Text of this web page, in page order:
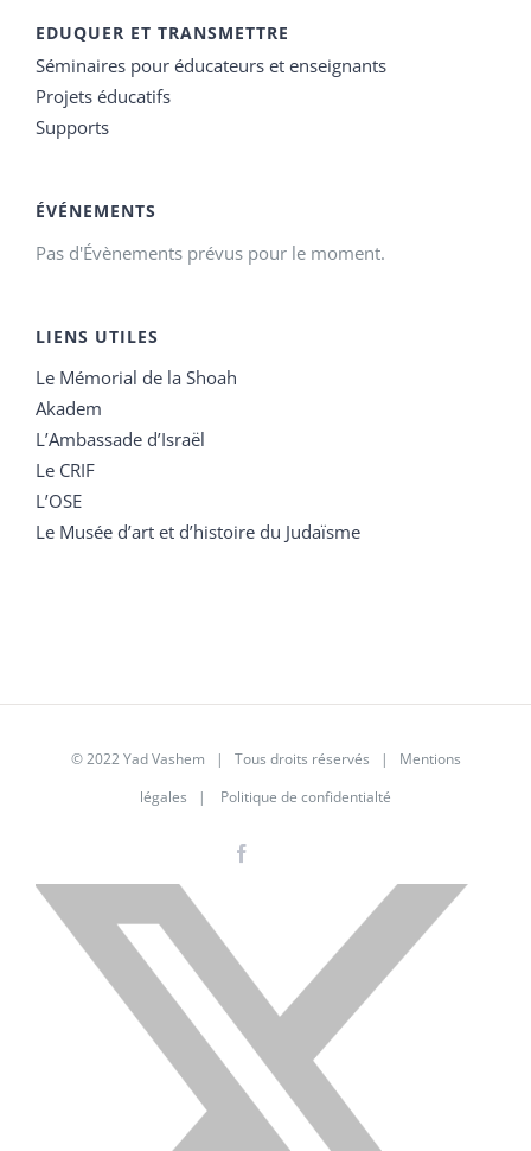
EDUQUER ET TRANSMETTRE
Séminaires pour éducateurs et enseignants
Projets éducatifs
Supports
ÉVÉNEMENTS
Pas d'Évènements prévus pour le moment.
LIENS UTILES
Le Mémorial de la Shoah
Akadem
L’Ambassade d’Israël
Le CRIF
L’OSE
Le Musée d’art et d’histoire du Judaïsme
© 2022 Yad Vashem | Tous droits réservés | Mentions
légales | Politique de confidentialté
X